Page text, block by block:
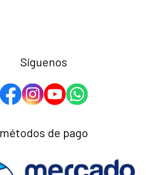
Síguenos
métodos de pago